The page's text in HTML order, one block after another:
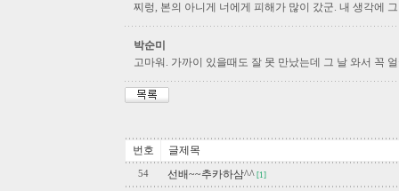
찌렁, 본의 아니게 너에게 피해가 많이 갔군. 내 생각에
박순미
고마워. 가까이 있을때도 잘 못 만났는데 그 날 와서 꼭
번호 글제목
54 선배~~추카하삼^^ [1]